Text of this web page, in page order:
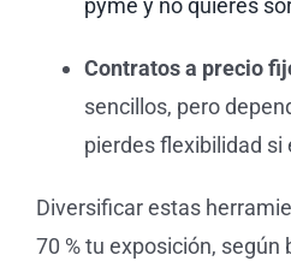
pyme y no quieres
Contratos a precio
sencillos, pero
pierdes flexibilidad si
Diversificar estas
70 % tu exposición, según